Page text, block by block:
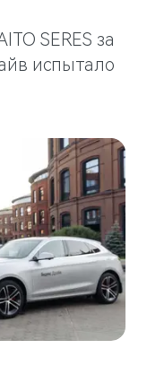
SERES за
испытало